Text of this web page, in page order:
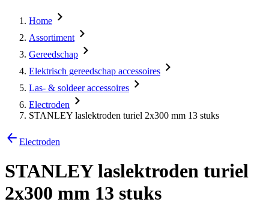
Home
Assortiment
Gereedschap
Elektrisch gereedschap accessoires
Las- & soldeer accessoires
Electroden
STANLEY laslektroden turiel 2x300 mm 13 stuks
Electroden
STANLEY laslektroden turiel
2x300 mm 13 stuks